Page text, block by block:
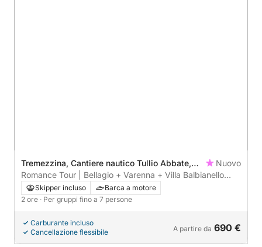
Tremezzina, Cantiere nautico Tullio Abbate,
Italy
Nuovo
Romance Tour | Bellagio + Varenna + Villa Balbianello
(007 Casino of Royale + Star Wars)
Skipper incluso
Barca a motore
2 ore · Per gruppi fino a 7 persone
Carburante incluso
Cancellazione flessibile
A partire da 690 €